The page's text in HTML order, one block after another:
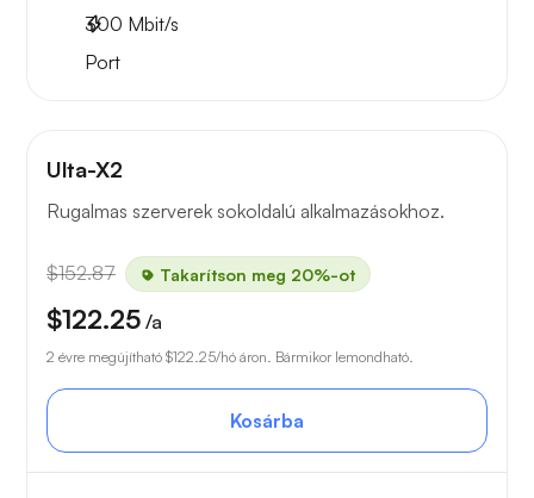
300 Mbit/s
Port
Ulta-X2
Rugalmas szerverek sokoldalú alkalmazásokhoz.
$152.87 Takarítson meg 20%-ot
$122.25 /a
2 évre megújítható $122.25/hó áron. Bármikor lemondható.
Kosárba